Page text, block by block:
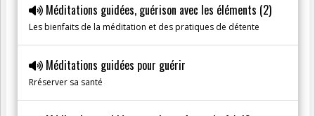
Méditations guidées, guérison avec les éléments (2)
Les bienfaits de la méditation et des pratiques de détente
Méditations guidées pour guérir
Rréserver sa santé